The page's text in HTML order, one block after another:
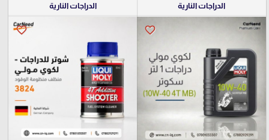
الدراجات النارية
favorite_border
الدراجات النارية
favorite_border